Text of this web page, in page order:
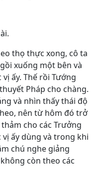
thọ thực xong, cô ta
xuống một bên và
ấy. Thế rồi Tướng
Pháp cho chàng.
và nhìn thấy thái độ
nên từ hôm đó trở
cho các Trưởng
vị ấy dùng và trong khi
chú nghe giảng
còn theo các